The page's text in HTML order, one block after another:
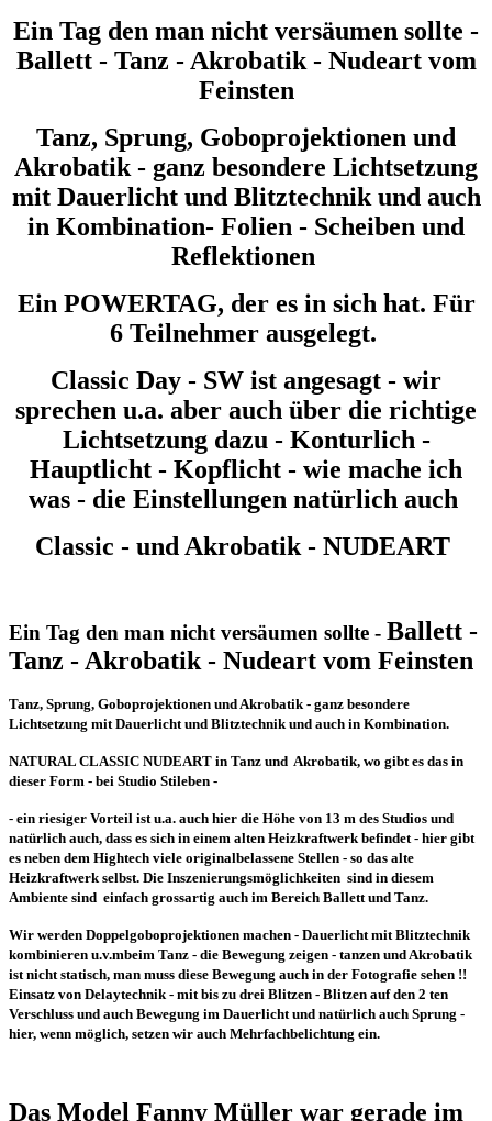
Ein Tag den man nicht versäumen sollte -
Ballett - Tanz - Akrobatik - Nudeart vom
Feinsten
Tanz, Sprung, Goboprojektionen und
Akrobatik - ganz besondere Lichtsetzung
mit Dauerlicht und Blitztechnik und auch
in Kombination- Folien - Scheiben und
Reflektionen
Ein POWERTAG, der es in sich hat. Für
6 Teilnehmer ausgelegt.
Classic Day - SW ist angesagt - wir
sprechen u.a. aber auch über die richtige
Lichtsetzung dazu - Konturlich -
Hauptlicht - Kopflicht - wie mache ich
was - die Einstellungen natürlich auch
Classic - und Akrobatik - NUDEART
Ein Tag den man nicht versäumen sollte - Ballett -
Tanz - Akrobatik - Nudeart vom Feinsten
Tanz, Sprung, Goboprojektionen und Akrobatik - ganz besondere
Lichtsetzung mit Dauerlicht und Blitztechnik und auch in Kombination.
NATURAL CLASSIC NUDEART in Tanz und Akrobatik, wo gibt es das in
dieser Form - bei Studio Stileben -
- ein riesiger Vorteil ist u.a. auch hier die Höhe von 13 m des Studios und
natürlich auch, dass es sich in einem alten Heizkraftwerk befindet - hier gibt
es neben dem Hightech viele originalbelassene Stellen - so das alte
Heizkraftwerk selbst. Die Inszenierungsmöglichkeiten sind in diesem
Ambiente sind einfach grossartig auch im Bereich Ballett und Tanz.
Wir werden Doppelgoboprojektionen machen - Dauerlicht mit Blitztechnik
kombinieren u.v.mbeim Tanz - die Bewegung zeigen - tanzen und Akrobatik
ist nicht statisch, man muss diese Bewegung auch in der Fotografie sehen !!
Einsatz von Delaytechnik - mit bis zu drei Blitzen - Blitzen auf den 2 ten
Verschluss und auch Bewegung im Dauerlicht und natürlich auch Sprung -
hier, wenn möglich, setzen wir auch Mehrfachbelichtung ein.
Das Model Fanny Müller war gerade im